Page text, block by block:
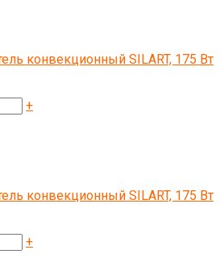
конвекционный SILART, 175 Вт
+
конвекционный SILART, 175 Вт
+